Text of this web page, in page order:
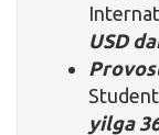
USD
yilga